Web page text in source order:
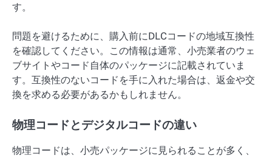
す。
問題を避けるために、購入前にDLCコードの地域互換性
を確認してください。この情報は通常、小売業者のウェ
ブサイトやコード自体のパッケージに記載されていま
す。互換性のないコードを手に入れた場合は、返金や交
換を求める必要があるかもしれません。
物理コードとデジタルコードの違い
物理コードは、小売パッケージに見られることが多く、